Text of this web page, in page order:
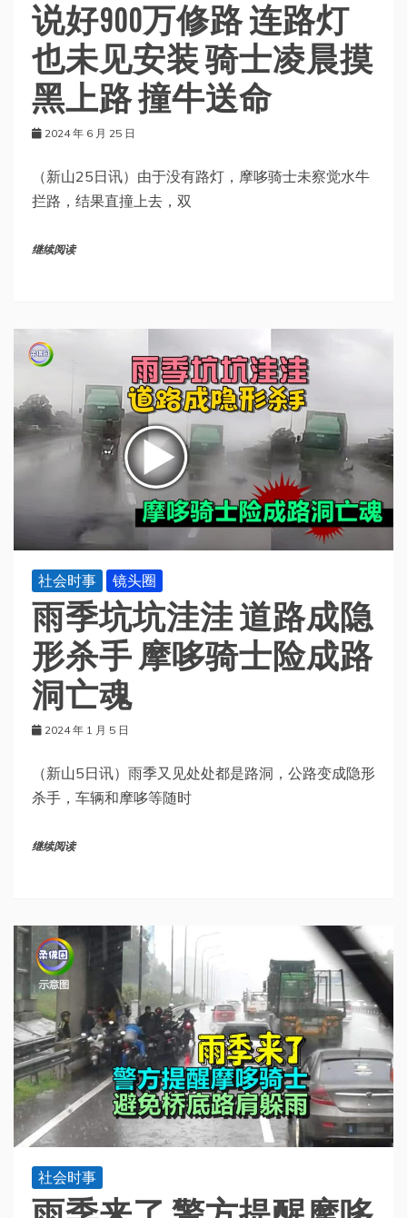
说好900万修路 连路灯
也未见安装 骑士凌晨摸
黑上路 撞牛送命
2024 年 6 月 25 日
（新山25日讯）由于没有路灯，摩哆骑士未察觉水牛
拦路，结果直撞上去，双
继续阅读
社会时事 镜头圈
雨季坑坑洼洼 道路成隐
形杀手 摩哆骑士险成路
洞亡魂
2024 年 1 月 5 日
（新山5日讯）雨季又见处处都是路洞，公路变成隐形
杀手，车辆和摩哆等随时
继续阅读
社会时事